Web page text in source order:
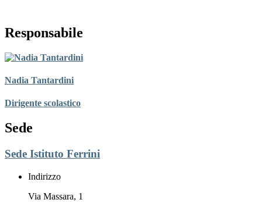
Responsabile
Nadia Tantardini
Dirigente scolastico
Sede
Sede Istituto Ferrini
Indirizzo
Via Massara, 1